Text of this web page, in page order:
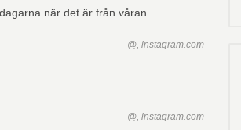
@, instagram.com
@, instagram.com